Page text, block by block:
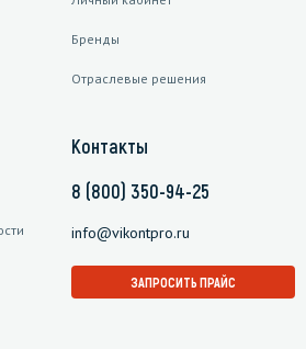
Бренды
Отраслевые решения
Контакты
8 (800) 350-94-25
info@vikontpro.ru
ЗАПРОСИТЬ ПРАЙС